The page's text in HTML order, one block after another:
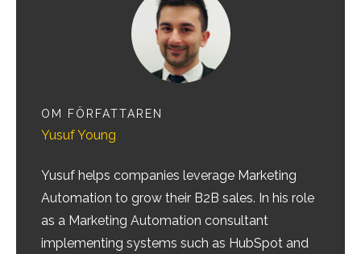
OM FÖRFATTAREN
Yusuf Young
Yusuf helps companies leverage Marketing
Automation to grow their B2B sales. In his role
as a Marketing Automation consultant
implementing systems such as HubSpot and